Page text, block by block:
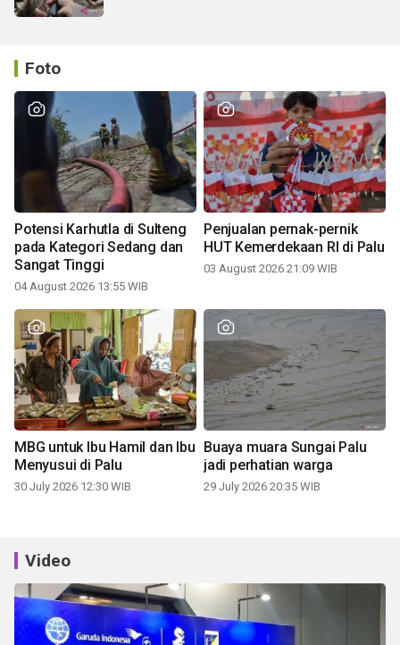
Foto
Potensi Karhutla di Sulteng
pada Kategori Sedang dan
Sangat Tinggi
04 August 2026 13:55 WIB
Penjualan pernak-pernik
HUT Kemerdekaan RI di Palu
03 August 2026 21:09 WIB
MBG untuk Ibu Hamil dan Ibu
Menyusui di Palu
30 July 2026 12:30 WIB
Buaya muara Sungai Palu
jadi perhatian warga
29 July 2026 20:35 WIB
Video